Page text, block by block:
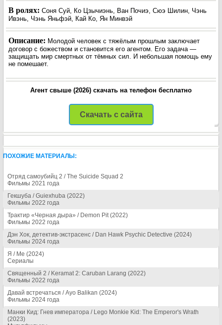
В ролях: Соня Суй, Ко Цзычиэнь, Ван Почиэ, Сюэ Шилин, Чэнь
Ивэнь, Чэнь Яньфэй, Кай Ко, Ян Минвэй
Описание: Молодой человек с тяжёлым прошлым заключает
договор с божеством и становится его агентом. Его задача —
защищать мир смертных от тёмных сил. И небольшая помощь ему
не помешает.
Агент свыше (2026) скачать на телефон бесплатно
Скачать с сайта
ПОХОЖИЕ МАТЕРИАЛЫ:
Отряд самоубийц 2 / The Suicide Squad 2
Фильмы 2021 года
Гекшуба / Guiexhuba (2022)
Фильмы 2022 года
Трактир «Черная дыра» / Demon Pit (2022)
Фильмы 2022 года
Дэн Хок, детектив-экстрасенс / Dan Hawk Psychic Detective (2024)
Фильмы 2024 года
Я / Me (2024)
Сериалы
Священный 2 / Keramat 2: Caruban Larang (2022)
Фильмы 2022 года
Давай встречаться / Ayo Balikan (2024)
Фильмы 2024 года
Манки Кид: Гнев императора / Lego Monkie Kid: The Emperor's Wrath
(2023)